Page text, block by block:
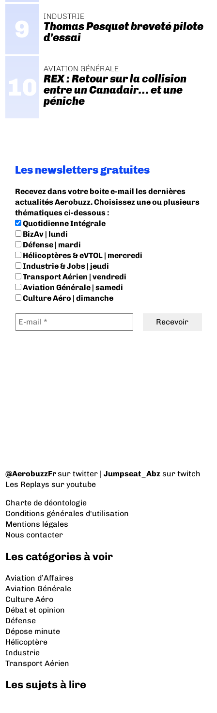
INDUSTRIE
Thomas Pesquet breveté pilote
d'essai
AVIATION GÉNÉRALE
REX : Retour sur la collision
entre un Canadair… et une
péniche
Les newsletters gratuites
Recevez dans votre boite e-mail les dernières
actualités Aerobuzz. Choisissez une ou plusieurs
thématiques ci-dessous :
Quotidienne Intégrale
BizAv | lundi
Défense | mardi
Hélicoptères & eVTOL | mercredi
Industrie & Jobs | jeudi
Transport Aérien | vendredi
Aviation Générale | samedi
Culture Aéro | dimanche
@AerobuzzFrsur twitter |Jumpseat_Abz sur twitch
Les Replays sur youtube
Charte de déontologie
Conditions générales d'utilisation
Mentions légales
Nous contacter
Les catégories à voir
Aviation d’Affaires
Aviation Générale
Culture Aéro
Débat et opinion
Défense
Dépose minute
Hélicoptère
Industrie
Transport Aérien
Les sujets à lire